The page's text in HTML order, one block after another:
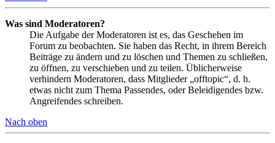
Was sind Moderatoren?
Die Aufgabe der Moderatoren ist es, das Geschehen im
Forum zu beobachten. Sie haben das Recht, in ihrem Bereich
Beiträge zu ändern und zu löschen und Themen zu schließen,
zu öffnen, zu verschieben und zu teilen. Üblicherweise
verhindern Moderatoren, dass Mitglieder „offtopic“, d. h.
etwas nicht zum Thema Passendes, oder Beleidigendes bzw.
Angreifendes schreiben.
Nach oben